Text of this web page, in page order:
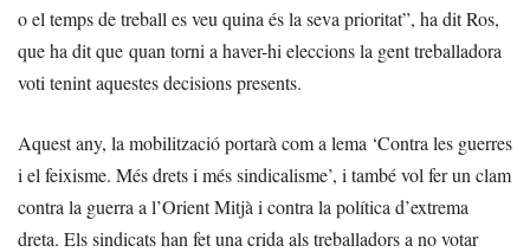
o el temps de treball es veu quina és la seva prioritat”, ha dit Ros,
que ha dit que quan torni a haver-hi eleccions la gent treballadora
voti tenint aquestes decisions presents.
Aquest any, la mobilització portarà com a lema ‘Contra les guerres
i el feixisme. Més drets i més sindicalisme’, i també vol fer un clam
contra la guerra a l’Orient Mitjà i contra la política d’extrema
dreta. Els sindicats han fet una crida als treballadors a no votar